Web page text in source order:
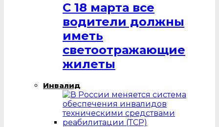
С 18 марта все
водители должны
иметь
светоотражающие
жилеты
Инвалид